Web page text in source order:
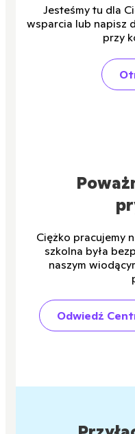
Jesteśmy tu dla
wsparcia lub napisz
przy
Ciężko pracujemy
szkolna była
naszym
Odwiedź